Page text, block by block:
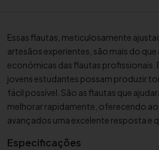
d
e
F
l
a
u
a
Essas flautas, meticulosamente
artesãos experientes, são mais do que
económicas das flautas profissionais.
jovens estudantes possam produzir
fácil possível. São as flautas que
melhorar rapidamente, oferecendo
avançados uma excelente resposta e
Especificações